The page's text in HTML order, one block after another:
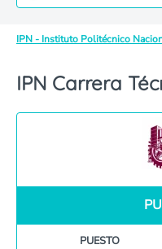
IPN - Instituto Politécnico
IPN Carrera
PUESTO